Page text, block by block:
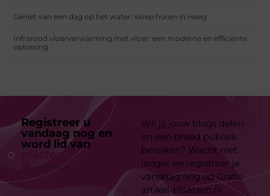
Geniet van een dag op het water: sloep huren in Heeg
Infrarood vloerverwarming met vloer: een moderne en efficiënte
oplossing
Registreer u
vandaag nog en
word lid van
platform
Wil jij jouw blogs delen
en een breed publiek
bereiken? Wacht niet
langer en registreer je
vandaag nog op Gratis-
artikel-plaatsen.nl